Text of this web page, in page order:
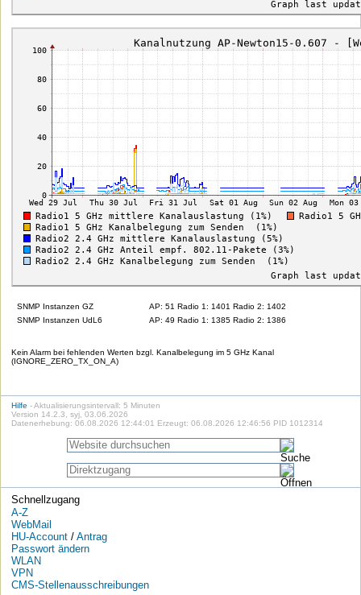
SNMP Instanzen GZ
AP: 51 Radio 1: 1401 Radio 2: 1402
SNMP Instanzen UdL6
AP: 49 Radio 1: 1385 Radio 2: 1386
Kein Alarm bei fehlenden Werten bzgl. Kanalbelegung im 5 GHz Kanal
(IGNORE_ZERO_TX_ON_A)
Hilfe - Aktualisierungsintervall: 5 Minuten
Version 14.2.3, syj, 03.06.2026
Datenerhebung: 06.08.2026 12:44:01 Erzeugt: 06.08.2026 12:46:56 PID 1012314
Schnellzugang
A-Z
WebMail
HU-Account/ Antrag
Passwort ändern
WLAN
VPN
CMS-Stellenausschreibungen